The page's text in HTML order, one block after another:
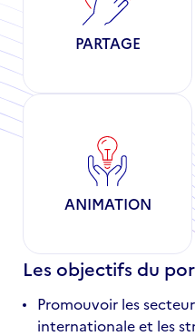
PARTAGE
ANIMATION
Les objectifs du
Promouvoir les
internationale et les